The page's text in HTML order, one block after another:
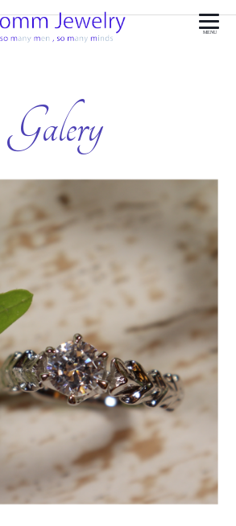
MENU
Galery